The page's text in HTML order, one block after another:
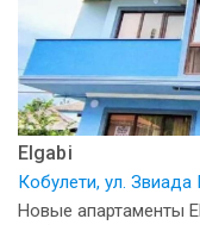
Elgabi
Кобулети, ул. Звиада
Новые апартаменты